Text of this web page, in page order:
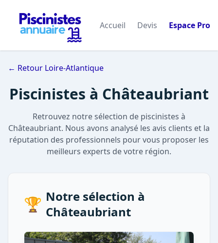
Accueil Devis Espace Pro
← Retour Loire-Atlantique
Piscinistes à Châteaubriant
Retrouvez notre sélection de piscinistes à
Châteaubriant. Nous avons analysé les avis clients et la
réputation des professionnels pour vous proposer les
meilleurs experts de votre région.
🏆 Notre sélection à
Châteaubriant